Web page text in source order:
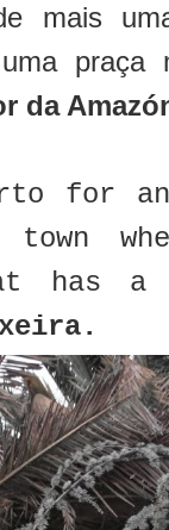
mais
praça
da
for
town
has